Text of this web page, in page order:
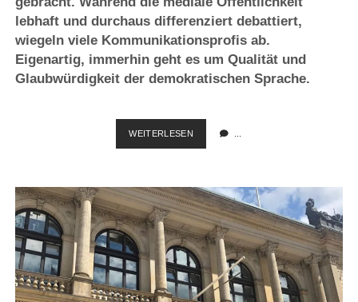
lebhaft und durchaus differenziert debattiert,
wiegeln viele Kommunikationsprofis ab.
Eigenartig, immerhin geht es um Qualität und
Glaubwürdigkeit der demokratischen Sprache.
WEITERLESENPOLITISCHES
GHOSTWRITING: